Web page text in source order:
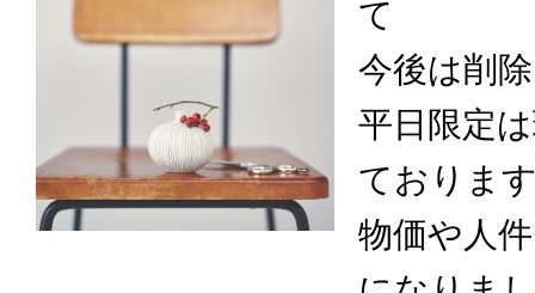
て
今後は削
平日限定
ておりま
物価や人